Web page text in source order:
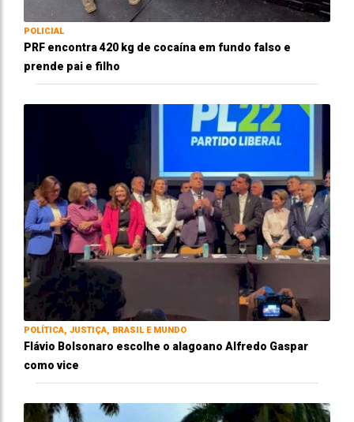
POLICIAL
PRF encontra 420 kg de cocaína em fundo falso e
prende pai e filho
POLÍTICA, JUSTIÇA, BRASIL E MUNDO
Flávio Bolsonaro escolhe o alagoano Alfredo Gaspar
como vice